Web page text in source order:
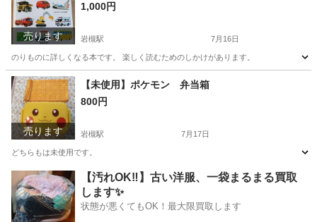
売ります
1,000円
岩槻駅 7月16日
のりものに詳しくなる本です。 楽しく読むためのしかけがあります。
埼玉 さいたま市 岩槻駅 のりもの
売ります
【未使用】ポケモン 弁当箱
800円
岩槻駅 7月17日
どちらもは未使用です。
埼玉 さいたま市 岩槻駅 食器 弁当箱
【汚れOK‼️】古い洋服、一袋まるまる買取
します✨
状態が悪くてもOK！最大限買取します